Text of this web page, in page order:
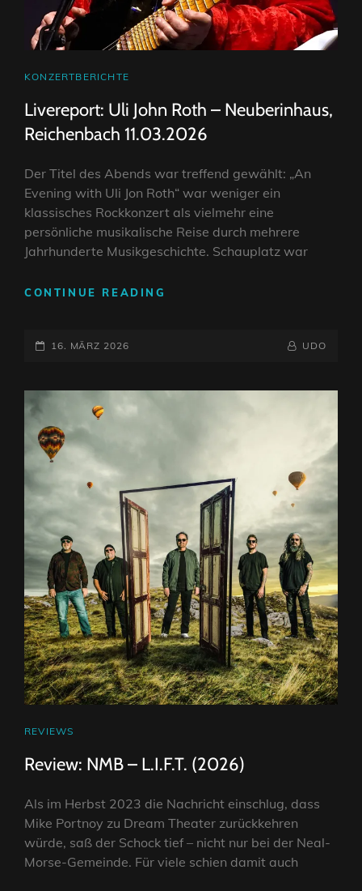
CAT
KONZERTBERICHTE
Livereport: Uli John Roth – Neuberinhaus,
Reichenbach 11.03.2026
Der Titel des Abends war treffend gewählt: „An
Evening with Uli Jon Roth“ war weniger ein
klassisches Rockkonzert als vielmehr eine
persönliche musikalische Reise durch mehrere
Jahrhunderte Musikgeschichte. Schauplatz war
CONTINUE READING
POSTED-
16. MÄRZ 2026
BY
BYLINE
UDO
CAT
REVIEWS
Review: NMB – L.I.F.T. (2026)
Als im Herbst 2023 die Nachricht einschlug, dass
Mike Portnoy zu Dream Theater zurückkehren
würde, saß der Schock tief – nicht nur bei der Neal-
Morse-Gemeinde. Für viele schien damit auch